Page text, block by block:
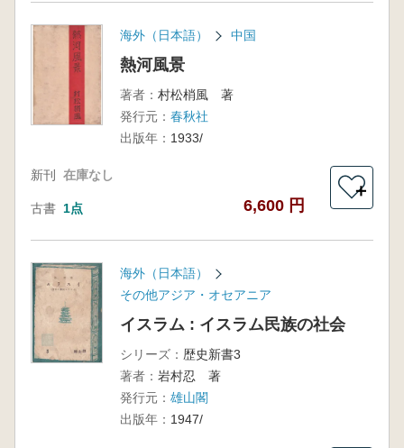
海外（日本語） 中国
熱河風景
著者： 村松梢風 著
発行元： 春秋社
出版年： 1933/
新刊 在庫なし
古書 1点 6,600 円
＋
海外（日本語）
その他アジア・オセアニア
イスラム : イスラム民族の社会
シリーズ： 歴史新書3
著者： 岩村忍 著
発行元： 雄山閣
出版年： 1947/